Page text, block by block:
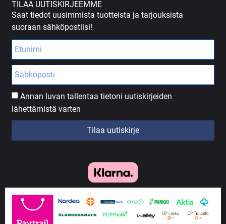
TILAA UUTISKIRJEEMME
Saat tiedot uusimmista tuotteista ja tarjouksista
suoraan sähköpostiisi!
Annan luvan tallentaa tietoni uutiskirjeiden
lähettämistä varten
Tilaa uutiskirje